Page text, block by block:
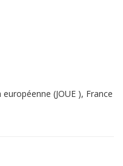
(JOUE ), France